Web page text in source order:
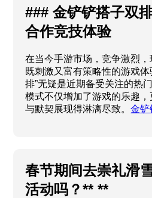
### 金铲铲搭子双
合作竞技体验
在当今手游市场，竞争激烈
既刺激又富有策略性的游戏体
排”无疑是近期备受关注的热
模式不仅增加了游戏的乐趣
与默契展现得淋漓尽致。金铲
春节期间去崇礼滑
活动吗？** **